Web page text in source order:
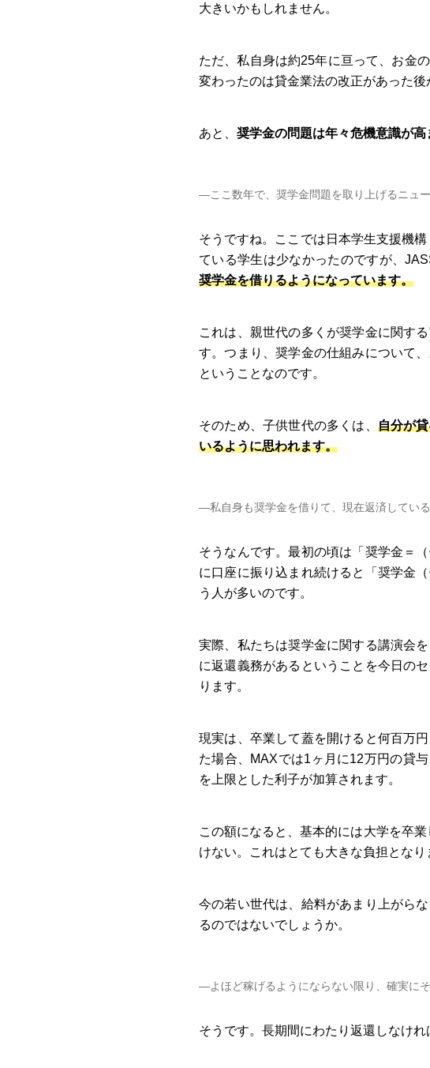
大きいかもしれません。
ただ、私自身は約25年に亘って、お金
変わったのは貸金業法の改正があった後
あと、 奨学金の問題は年々危機意識が高
―ここ数年で、奨学金問題を取り上げるニュー
そうですね。ここでは日本学生支援機
ている学生は少なかったのですが、
奨学金を借りるようになっています。
これは、親世代の多くが奨学金に関す
す。つまり、奨学金の仕組みについて
ということなのです。
そのため、子供世代の多くは、 自分が
いるように思われます。
―私自身も奨学金を借りて、現在返済してい
そうなんです。最初の頃は「奨学金＝
に口座に振り込まれ続けると「奨学金
う人が多いのです。
実際、私たちは奨学金に関する講演会
に返還義務があるということを今日の
ります。
現実は、卒業して蓋を開けると何百万
た場合、MAXでは1ヶ月に12万円の貸
を上限とした利子が加算されます。
この額になると、基本的には大学を卒
けない。これはとても大きな負担となり
今の若い世代は、給料があまり上がら
るのではないでしょうか。
―よほど稼げるようにならない限り、確実に
そうです。長期間にわたり返還しなけ